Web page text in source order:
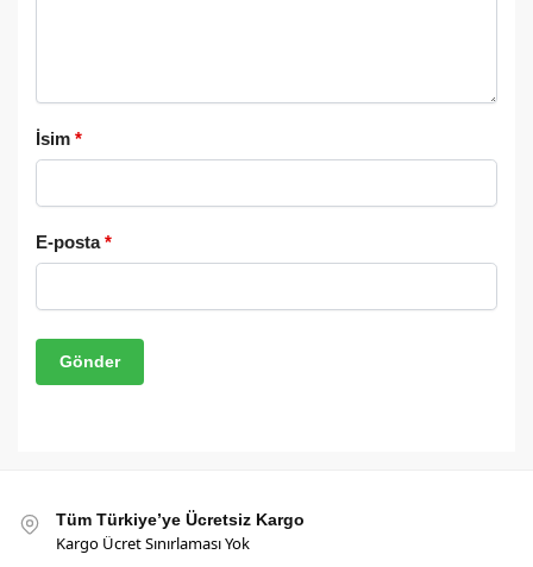
İsim *
E-posta*
Tüm Türkiye’ye Ücretsiz Kargo
Kargo Ücret Sınırlaması Yok